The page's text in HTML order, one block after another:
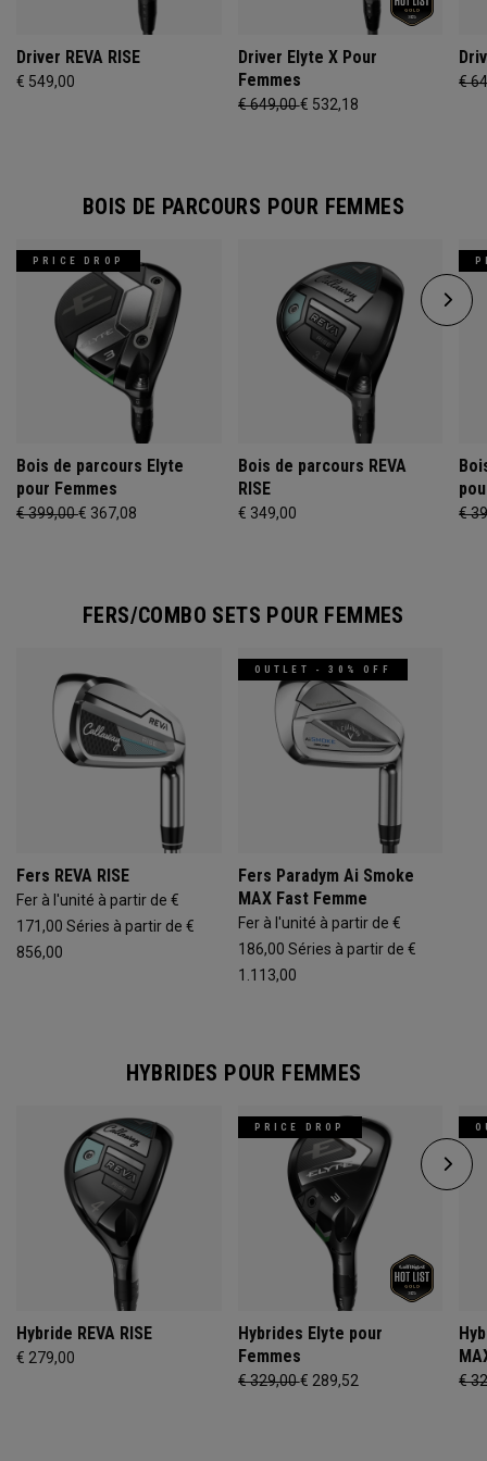
Driver REVA RISE
€ 549,00
Driver Elyte X Pour
Femmes
€ 649,00€ 532,18
€
BOIS DE PARCOURS POUR FEMMES
PRICE DROP
Bois de parcours Elyte
pour Femmes
€ 399,00€ 367,08
Bois de parcours REVA
RISE
€ 349,00 €
FERS/COMBO SETS POUR FEMMES
Fers REVA RISE
Fer à l'unité à partir de €
171,00 Séries à partir de €
856,00
OUTLET - 30% OFF
Fers Paradym Ai Smoke
MAX Fast Femme
Fer à l'unité à partir de €
186,00 Séries à partir de €
1.113,00
HYBRIDES POUR FEMMES
Hybride REVA RISE
€ 279,00
PRICE DROP
Hybrides Elyte pour
Femmes
€ 329,00€ 289,52 €